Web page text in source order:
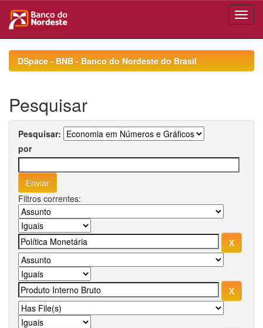
navigationDSpace - BNB - Banco do Nordeste do Brasil
Pesquisar
Pesquisar:
por
Filtros correntes: